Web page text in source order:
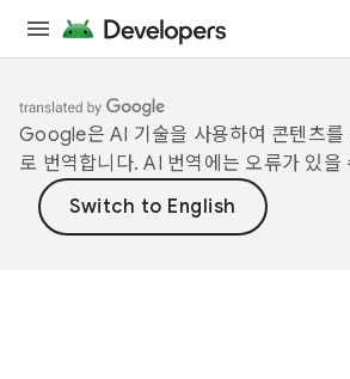
Google은 AI 기술을 사용하여 콘텐츠를
로 번역합니다. AI 번역에는 오류가 있을